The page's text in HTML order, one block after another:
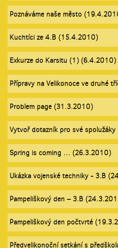
Poznáváme naše město
Kuchtíci ze 4.B (15.4.2010)
Exkurze do Karsitu (1) (6.4.2010)
Přípravy na Velikonoce ve druhé
Problem page (31.3.2010)
Vytvoř dotazník pro své
Spring is coming … (26.3.2010)
Ukázka vojenské techniky - 3.B
Pampeliškový den – 3.B
Pampeliškový den počtvrté
Předvelikonoční setkání s